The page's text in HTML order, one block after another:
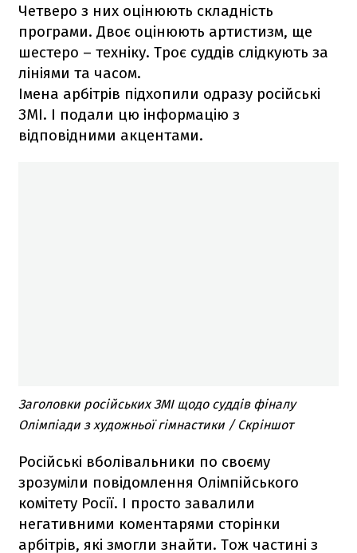
Четверо з них оцінюють складність
програми. Двоє оцінюють артистизм, ще
шестеро – техніку. Троє суддів слідкують за
лініями та часом.
Імена арбітрів підхопили одразу російські
ЗМІ. І подали цю інформацію з
відповідними акцентами.
Заголовки російських ЗМІ щодо суддів фіналу
Олімпіади з художньої гімнастики / Скріншот
Російські вболівальники по своєму
зрозуміли повідомлення Олімпійського
комітету Росії. І просто завалили
негативними коментарями сторінки
арбітрів, які змогли знайти. Тож частині з